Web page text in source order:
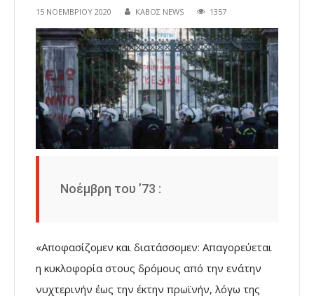
15 ΝΟΕΜΒΡΊΟΥ 2020 ΚΑΒΟΣ NEWS 1357
Νοέμβρη του ’73 :
«Αποφασίζομεν και διατάσσομεν: Απαγορεύεται
η κυκλοφορία στους δρόμους από την ενάτην
νυχτερινήν έως την έκτην πρωϊνήν, λόγω της